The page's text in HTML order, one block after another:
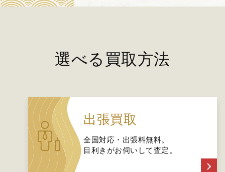
選べる買取方法
出張買取
全国対応・出張料無料。
目利きがお伺いして査定。